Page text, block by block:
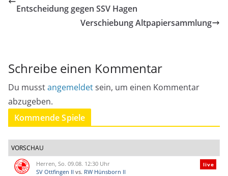
Entscheidung gegen SSV Hagen
Verschiebung Altpapiersammlung
Schreibe einen Kommentar
Du musstangemeldetsein, um einen Kommentar
abzugeben.
Kommende Spiele
VORSCHAU
Herren, So. 09.08. 12:30 Uhr
SV Ottfingen II vs. RW Hünsborn II
live